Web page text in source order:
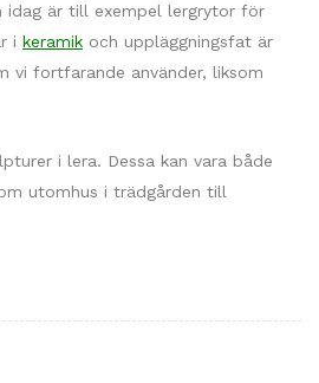
idag är till exempel lergrytor för
i keramik och uppläggningsfat är
vi fortfarande använder, liksom
i lera. Dessa kan vara både
utomhus i trädgården till